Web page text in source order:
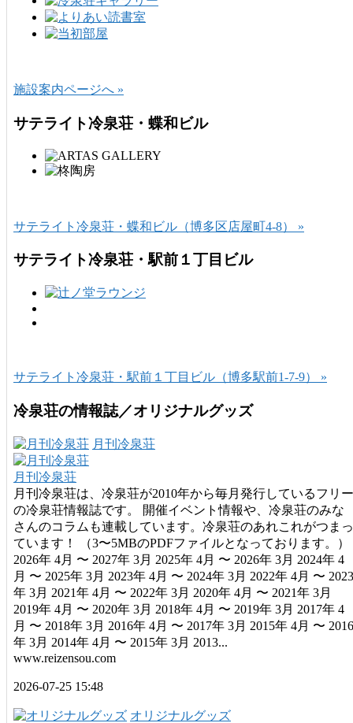
施設案内ページへ »
サテライト冷泉荘・蝶和ビル
サテライト冷泉荘・蝶和ビル（博多区店屋町4-8） »
サテライト冷泉荘・駅前１丁目ビル
サテライト冷泉荘・駅前１丁目ビル（博多駅前1-7-9） »
冷泉荘の情報誌／オリジナルグッズ
月刊冷泉荘
月刊冷泉荘
月刊冷泉荘は、冷泉荘が2010年から毎月発行しているフリー
の冷泉荘情報誌です。 開催イベント情報や、冷泉荘のみな
さんのコラムも連載しています。冷泉荘のあれこれがつまっ
ています！ （3〜5MBのPDFファイルとなっております。）
2026年 4月 〜 2027年 3月 2025年 4月 〜 2026年 3月 2024年 4
月 〜 2025年 3月 2023年 4月 〜 2024年 3月 2022年 4月 〜 2023
年 3月 2021年 4月 〜 2022年 3月 2020年 4月 〜 2021年 3月
2019年 4月 〜 2020年 3月 2018年 4月 〜 2019年 3月 2017年 4
月 〜 2018年 3月 2016年 4月 〜 2017年 3月 2015年 4月 〜 2016
年 3月 2014年 4月 〜 2015年 3月 2013...
www.reizensou.com
2026-07-25 15:48
オリジナルグッズ